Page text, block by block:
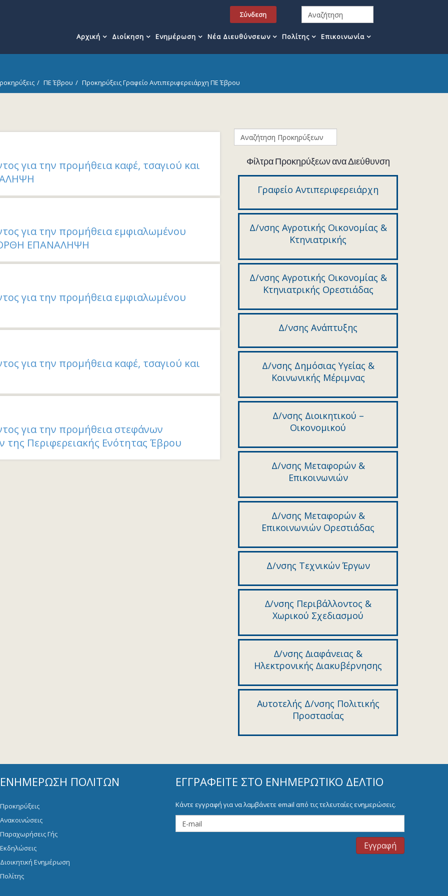
Σύνδεση
Αρχική Διοίκηση Ενημέρωση Νέα Διευθύνσεων Πολίτης Επικοινωνία
ΠΕ Έβρου Προκηρύξεις Γραφείο Αντιπεριφερειάρχη ΠΕ Έβρου
για την προμήθεια καφέ, τσαγιού και
για την προμήθεια εμφιαλωμένου
ΟΡΘΗ ΕΠΑΝΑΛΗΨΗ
για την προμήθεια εμφιαλωμένου
για την προμήθεια καφέ, τσαγιού και
για την προμήθεια στεφάνων
της Περιφερειακής Ενότητας Έβρου
Φίλτρα Προκηρύξεων ανα Διεύθυνση
Γραφείο Αντιπεριφερειάρχη
Δ/νσης Αγροτικής Οικονομίας &
Κτηνιατρικής
Δ/νσης Αγροτικής Οικονομίας &
Κτηνιατρικής Ορεστιάδας
Δ/νσης Ανάπτυξης
Δ/νσης Δημόσιας Υγείας &
Κοινωνικής Μέριμνας
Δ/νσης Διοικητικού –
Οικονομικού
Δ/νσης Μεταφορών &
Επικοινωνιών
Δ/νσης Μεταφορών &
Επικοινωνιών Ορεστιάδας
Δ/νσης Τεχνικών Έργων
∆/νσης Περιβάλλοντος &
Χωρικού Σχεδιασµού
∆/νσης ∆ιαφάνειας &
Ηλεκτρονικής ∆ιακυβέρνησης
Αυτοτελής Δ/νσης Πολιτικής
Προστασίας
ΕΝΗΜΈΡΩΣΗ ΠΟΛΙΤΏΝ
Προκηρύξεις
Ανακοινώσεις
Παραχωρήσεις Γής
Εκδηλώσεις
Διοικητική Ενημέρωση
Πολίτης
ΕΓΓΡΑΦΕΊΤΕ ΣΤΟ ΕΝΗΜΕΡΩΤΙΚΌ ΔΕΛΤΊΟ
Κάντε εγγραφή για να λαμβάνετε email από τις τελευταίες ενημερώσεις.